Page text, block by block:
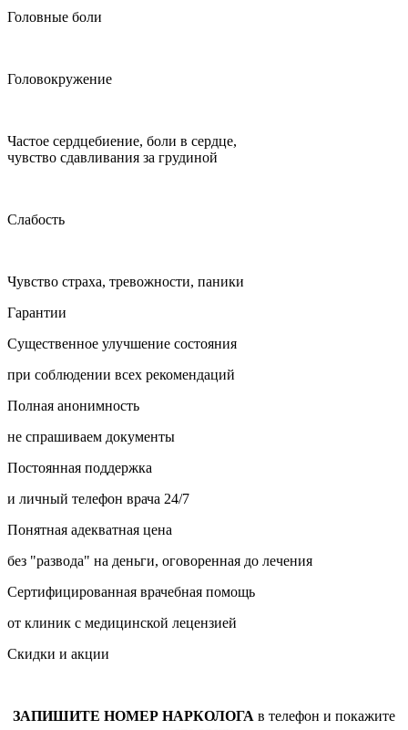
Головные боли
Головокружение
Частое сердцебиение, боли в сердце,
чувство сдавливания за грудиной
Слабость
Чувство страха, тревожности, паники
Гарантии
Существенное улучшение состояния
при соблюдении всех рекомендаций
Полная анонимность
не спрашиваем документы
Постоянная поддержка
и личный телефон врача 24/7
Понятная адекватная цена
без "развода" на деньги, оговоренная до лечения
Сертифицированная врачебная помощь
от клиник с медицинской лецензией
Скидки и акции
ЗАПИШИТЕ НОМЕР НАРКОЛОГА в телефон и покажите